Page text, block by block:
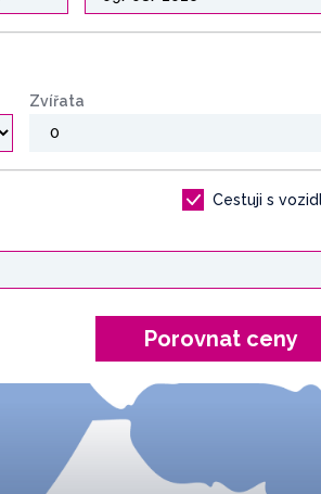
Zvířata
Cestuji s
Porovnat ceny